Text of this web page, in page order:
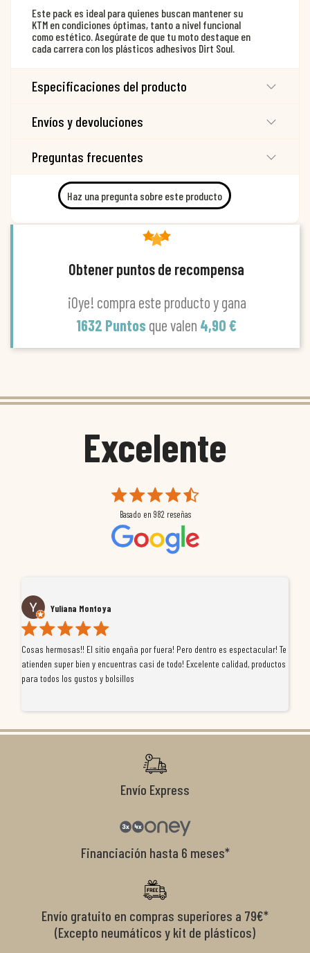
Este pack es ideal para quienes buscan mantener su
KTM en condiciones óptimas, tanto a nivel funcional
como estético. Asegúrate de que tu moto destaque en
cada carrera con los plásticos adhesivos Dirt Soul.
Especificaciones del producto
Envíos y devoluciones
Preguntas frecuentes
Haz una pregunta sobre este producto
Obtener puntos de recompensa
¡Oye! compra este producto y gana
1632 Puntos que valen 4,90 €
Excelente
Basado en 982 reseñas
Yuliana Montoya
Cosas hermosas!! El sitio engaña por fuera! Pero dentro es espectacular! Te
atienden super bien y encuentras casi de todo! Excelente calidad, productos
para todos los gustos y bolsillos
Envío Express
Financiación hasta 6 meses*
Envío gratuito en compras superiores a 79€*
(Excepto neumáticos y kit de plásticos)